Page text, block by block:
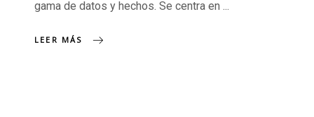
gama de datos y hechos. Se centra en
LEER MÁS